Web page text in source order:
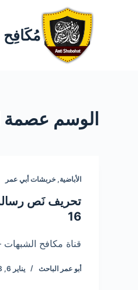
الوسم عصمة
الأباضية,خربشات أبي عمر
16
قناة مكافح الشبهات
أبو عمر الباحث يناير 6, 2018